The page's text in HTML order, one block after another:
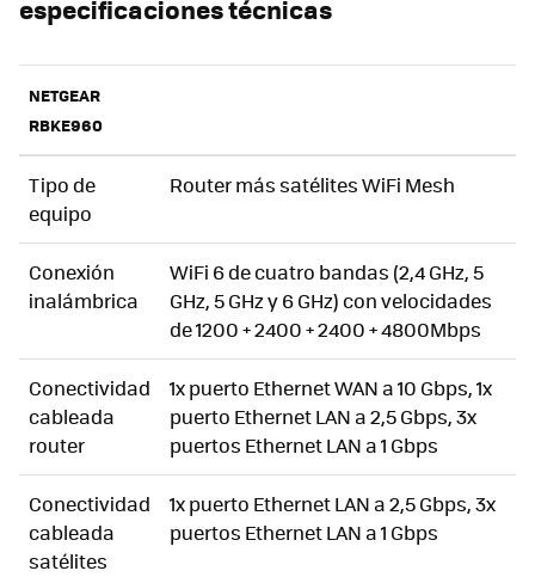
especificaciones técnicas
NETGEAR
RBKE960
Tipo de
equipo
Router más satélites WiFi Mesh
Conexión
inalámbrica
WiFi 6 de cuatro bandas (2,4 GHz, 5
GHz, 5 GHz y 6 GHz) con velocidades
de 1200 + 2400 + 2400 + 4800Mbps
Conectividad
cableada
router
1x puerto Ethernet WAN a 10 Gbps, 1x
puerto Ethernet LAN a 2,5 Gbps, 3x
puertos Ethernet LAN a 1 Gbps
Conectividad
cableada
satélites
1x puerto Ethernet LAN a 2,5 Gbps, 3x
puertos Ethernet LAN a 1 Gbps